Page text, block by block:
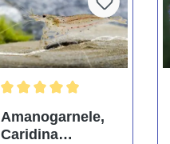
Amanogarnele,
Caridina